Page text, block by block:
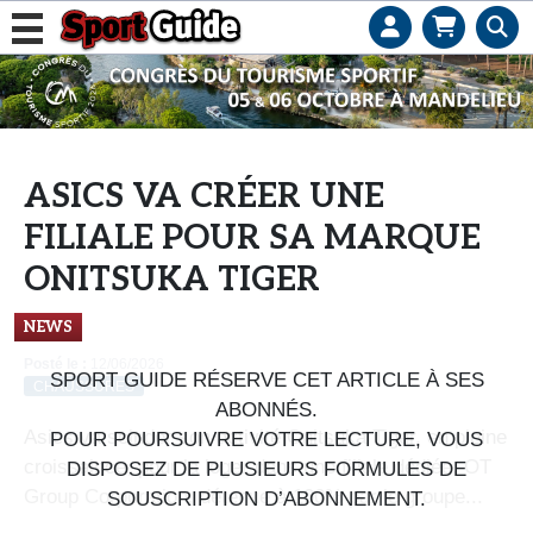
L
e
b
s
i
n
e
s
e
e
ASICS VA CRÉER UNE
FILIALE POUR SA MARQUE
ONITSUKA TIGER
NEWS
CHAUSSURES
SPORT GUIDE RÉSERVE CET ARTICLE À SES
ABONNÉS.
POUR POURSUIVRE VOTRE LECTURE, VOUS
DISPOSEZ DE PLUSIEURS FORMULES DE
SOUSCRIPTION D’ABONNEMENT.
Asics va scinder son activité Onitsuka Tiger, en pleine
croissaince, pour la loger dans une filiale dédiée, OT
Group Corporation, détenue à 100% par le groupe...